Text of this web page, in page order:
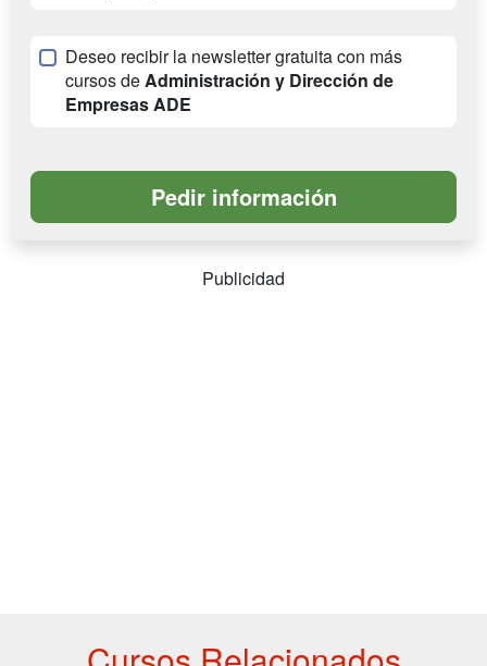
Deseo recibir la newsletter gratuita con más
cursos deAdministración y Dirección de
Empresas ADE
Publicidad